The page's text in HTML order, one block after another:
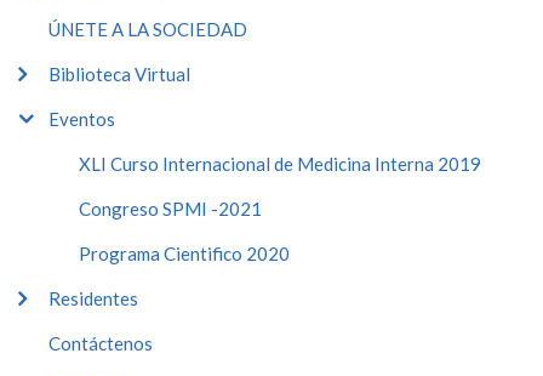
ÚNETE A LA SOCIEDAD
Biblioteca Virtual
Eventos
XLI Curso Internacional de Medicina Interna 2019
Congreso SPMI -2021
Programa Cientifico 2020
Residentes
Contáctenos